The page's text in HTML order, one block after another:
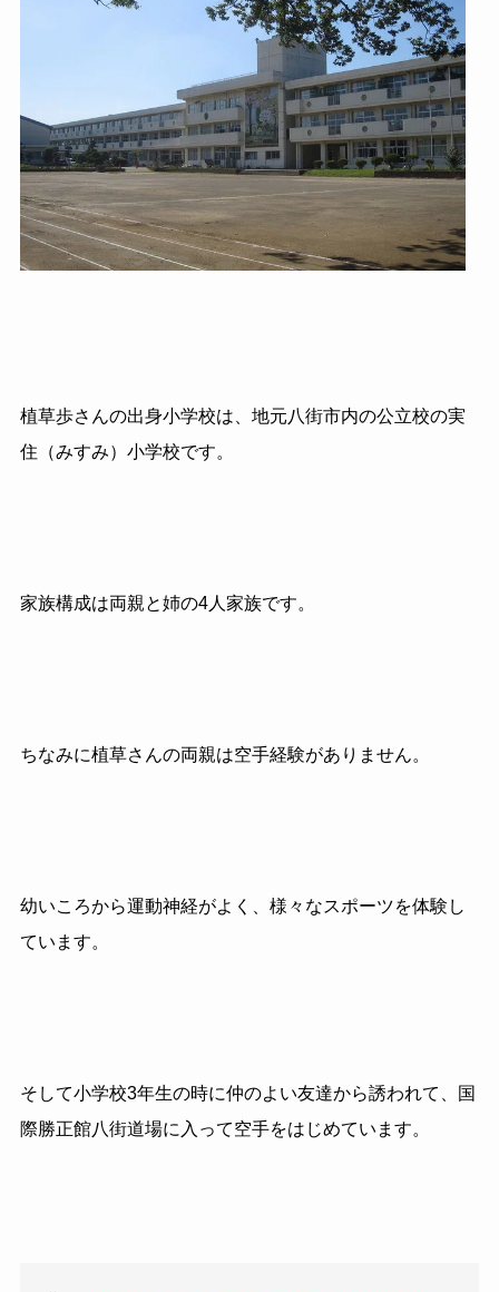
植草歩さんの出身小学校は、地元八街市内の公立校の実
住（みすみ）小学校です。
家族構成は両親と姉の4人家族です。
ちなみに植草さんの両親は空手経験がありません。
幼いころから運動神経がよく、様々なスポーツを体験し
ています。
そして小学校3年生の時に仲のよい友達から誘われて、国
際勝正館八街道場に入って空手をはじめています。